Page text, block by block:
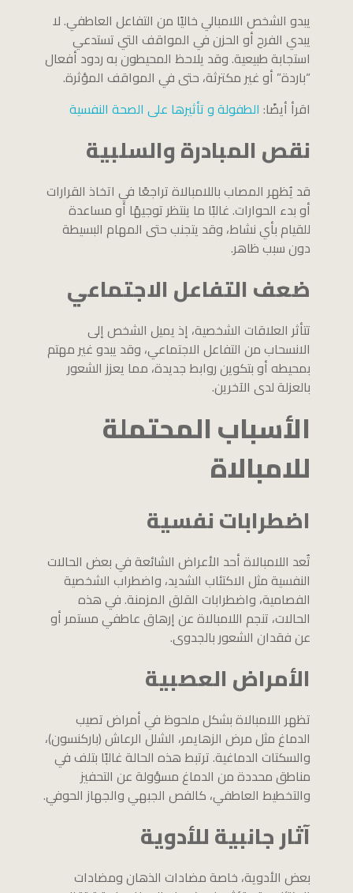
يبدو الشخص اللامبالي خاليًا من التفاعل العاطفي. لا
يبدي الفرح أو الحزن في المواقف التي تستدعي
استجابة طبيعية. وقد يلاحظ المحيطون به ردود أفعال
“باردة” أو غير مكترثة، حتى في المواقف المؤثرة.
اقرأ أيضًا: الطفولة و تأثيرها على الصحة النفسية
نقص المبادرة والسلبية
قد يُظهر المصاب باللامبالاة تراجعًا في اتخاذ القرارات
أو بدء الحوارات. غالبًا ما ينتظر توجيهًا أو مساعدة
للقيام بأي نشاط، وقد يتجنب حتى المهام البسيطة
دون سبب ظاهر.
ضعف التفاعل الاجتماعي
تتأثر العلاقات الشخصية، إذ يميل الشخص إلى
الانسحاب من التفاعل الاجتماعي، وقد يبدو غير مهتم
بمحيطه أو بتكوين روابط جديدة، مما يعزز الشعور
بالعزلة لدى الآخرين.
الأسباب المحتملة
للامبالاة
اضطرابات نفسية
تُعد اللامبالاة أحد الأعراض الشائعة في بعض الحالات
النفسية مثل الاكتئاب الشديد، واضطراب الشخصية
الفصامية، واضطرابات القلق المزمنة. في هذه
الحالات، تنجم اللامبالاة عن إرهاق عاطفي مستمر أو
عن فقدان الشعور بالجدوى.
الأمراض العصبية
تظهر اللامبالاة بشكل ملحوظ في أمراض تصيب
الدماغ مثل مرض الزهايمر، الشلل الرعاش (باركنسون)،
والسكتات الدماغية. ترتبط هذه الحالة غالبًا بتلف في
مناطق محددة من الدماغ مسؤولة عن التحفيز
والتخطيط العاطفي، كالفص الجبهي والجهاز الحوفي.
آثار جانبية للأدوية
بعض الأدوية، خاصة مضادات الذهان ومضادات